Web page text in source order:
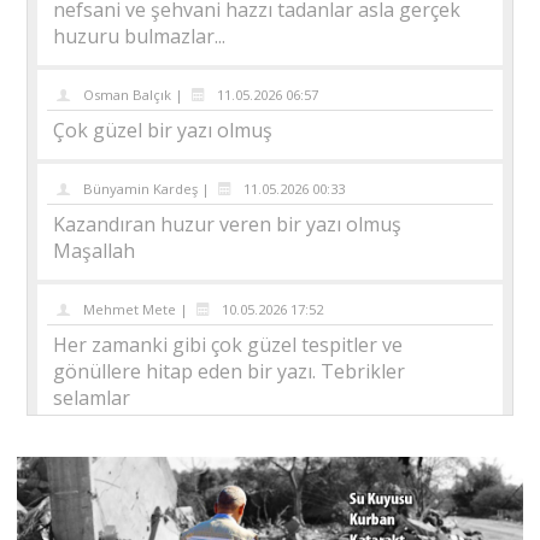
nefsani ve şehvani hazzı tadanlar asla gerçek
huzuru bulmazlar...
Osman Balçık | 11.05.2026 06:57
Çok güzel bir yazı olmuş
Bünyamin Kardeş | 11.05.2026 00:33
Kazandıran huzur veren bir yazı olmuş
Maşallah
Mehmet Mete | 10.05.2026 17:52
Her zamanki gibi çok güzel tespitler ve
gönüllere hitap eden bir yazı. Tebrikler
selamlar
Hacı Hüseyin | 10.05.2026 17:06
Ahmet Bey bu güzellikleri letafetle
sunmuşsunuz teşekkürler. Sonuç olarak